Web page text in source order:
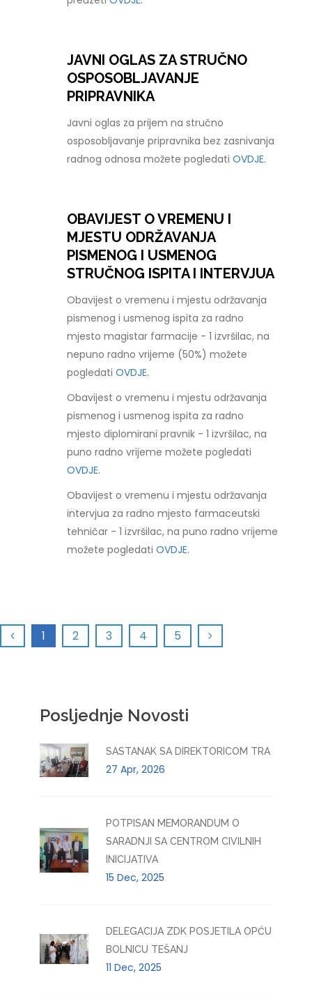
JAVNI OGLAS ZA STRUČNO
OSPOSOBLJAVANJE
PRIPRAVNIKA
Javni oglas za prijem na stručno
osposobljavanje pripravnika bez zasnivanja
radnog odnosa možete pogledatiOVDJE.
OBAVIJEST O VREMENU I
MJESTU ODRŽAVANJA
PISMENOG I USMENOG
STRUČNOG ISPITA I INTERVJUA
Obavijest o vremenu i mjestu održavanja
pismenog i usmenog ispita za radno
mjesto magistar farmacije - 1 izvršilac, na
nepuno radno vrijeme (50%) možete
pogledatiOVDJE.
Obavijest o vremenu i mjestu održavanja
pismenog i usmenog ispita za radno
mjesto diplomirani pravnik - 1 izvršilac, na
puno radno vrijeme možete pogledati
OVDJE.
Obavijest o vremenu i mjestu održavanja
intervjua za radno mjesto farmaceutski
tehničar - 1 izvršilac, na puno radno vrijeme
možete pogledatiOVDJE.
1 2 3 4 5
Posljednje Novosti
SASTANAK SA DIREKTORICOM TRA
27 Apr, 2026
POTPISAN MEMORANDUM O
SARADNJI SA CENTROM CIVILNIH
INICIJATIVA
15 Dec, 2025
DELEGACIJA ZDK POSJETILA OPĆU
BOLNICU TEŠANJ
11 Dec, 2025